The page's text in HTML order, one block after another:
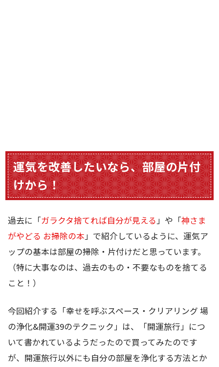
運気を改善したいなら、部屋の片付
けから！
過去に「ガラクタ捨てれば自分が見える 」や「神さま
がやどる お掃除の本 」で紹介しているように、運気ア
ップの基本は部屋の掃除・片付けだと思っています。
（特に大事なのは、過去のもの・不要なものを捨てる
こと！）
今回紹介する「幸せを呼ぶスペース・クリアリング 場
の浄化&開運39のテクニック」は、「開運旅行」につ
いて書かれているようだったので買ってみたのです
が、開運旅行以外にも自分の部屋を浄化する方法とか